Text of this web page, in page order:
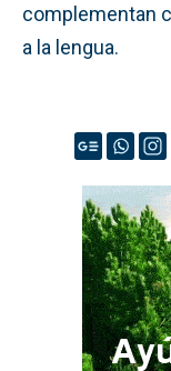
complementan
a la lengua.